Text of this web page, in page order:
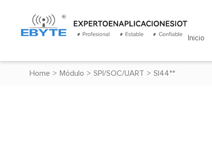
Inicio
Home > Módulo > SPI/SOC/UART > SI44**